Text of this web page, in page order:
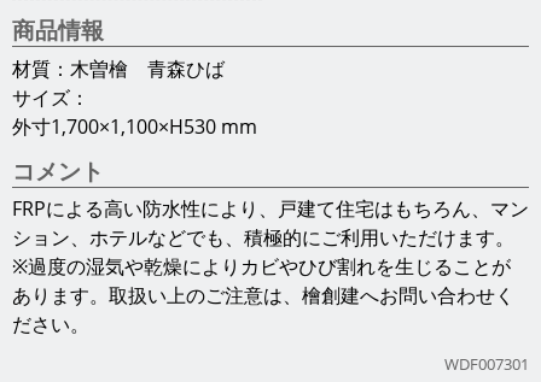
商品情報
材質：木曽檜 青森ひば
サイズ：
外寸1,700×1,100×H530 mm
コメント
FRPによる高い防水性により、戸建て住宅はもちろん、マン
ション、ホテルなどでも、積極的にご利用いただけます。
※過度の湿気や乾燥によりカビやひび割れを生じることが
あります。取扱い上のご注意は、檜創建へお問い合わせく
ださい。
WDF007301